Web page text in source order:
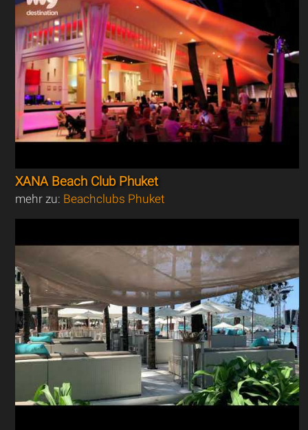
XANA Beach Club Phuket
mehr zu: Beachclubs Phuket